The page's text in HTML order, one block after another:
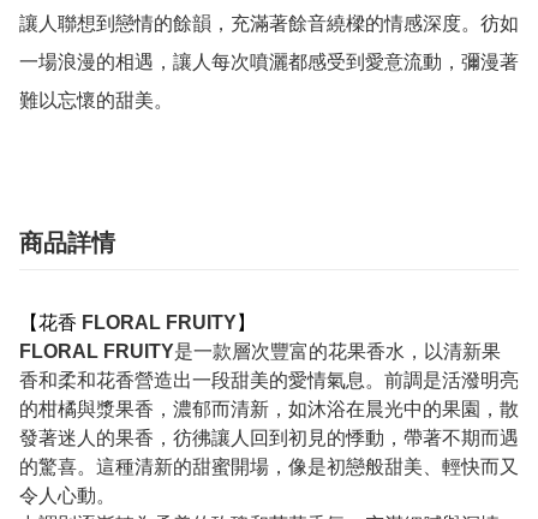
讓人聯想到戀情的餘韻，充滿著餘音繞樑的情感深度。彷如
一場浪漫的相遇，讓人每次噴灑都感受到愛意流動，彌漫著
難以忘懷的甜美。
商品詳情
【花香 FLORAL FRUITY】
FLORAL FRUITY是一款層次豐富的花果香水，以清新果
香和柔和花香營造出一段甜美的愛情氣息。前調是活潑明亮
的柑橘與漿果香，濃郁而清新，如沐浴在晨光中的果園，散
發著迷人的果香，彷彿讓人回到初見的悸動，帶著不期而遇
的驚喜。這種清新的甜蜜開場，像是初戀般甜美、輕快而又
令人心動。